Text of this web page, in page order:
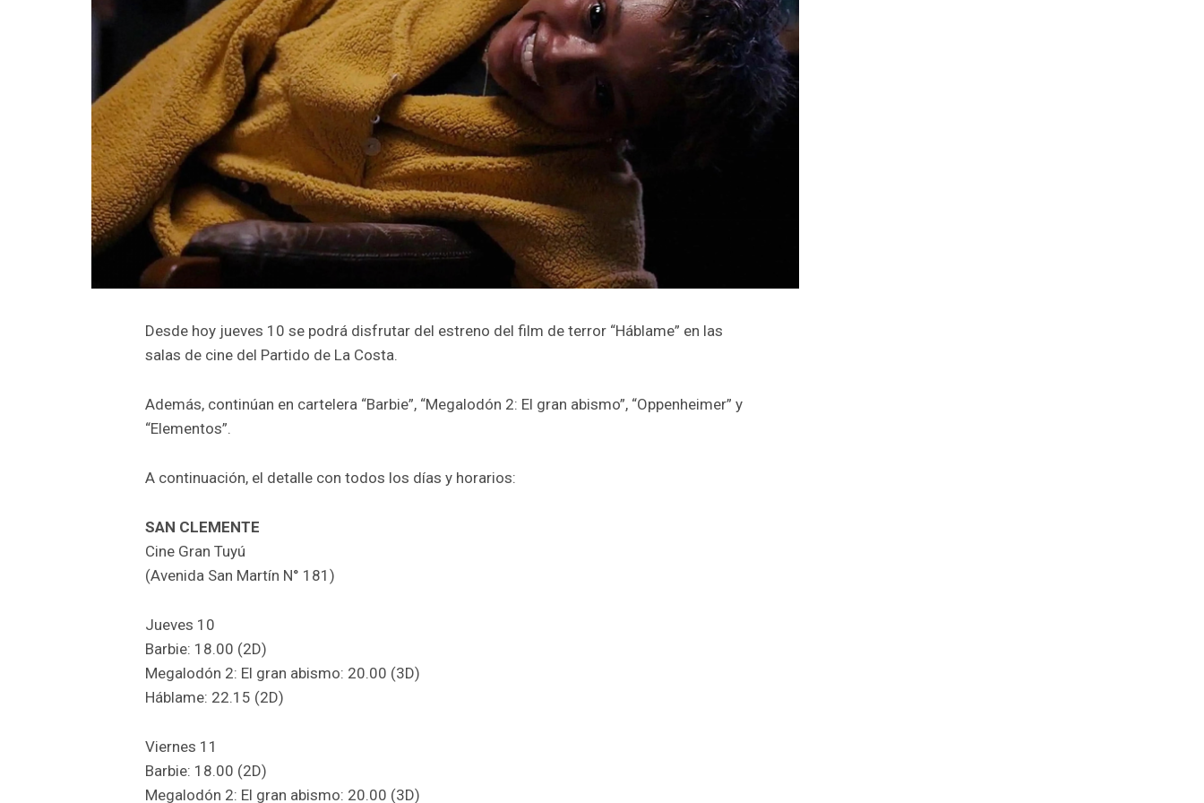
Desde hoy jueves 10 se podrá disfrutar del estreno del film de terror “Háblame” en las
salas de cine del Partido de La Costa.
Además, continúan en cartelera “Barbie”, “Megalodón 2: El gran abismo”, “Oppenheimer” y
“Elementos”.
A continuación, el detalle con todos los días y horarios:
SAN CLEMENTE
Cine Gran Tuyú
(Avenida San Martín N° 181)
Jueves 10
Barbie: 18.00 (2D)
Megalodón 2: El gran abismo: 20.00 (3D)
Háblame: 22.15 (2D)
Viernes 11
Barbie: 18.00 (2D)
Megalodón 2: El gran abismo: 20.00 (3D)